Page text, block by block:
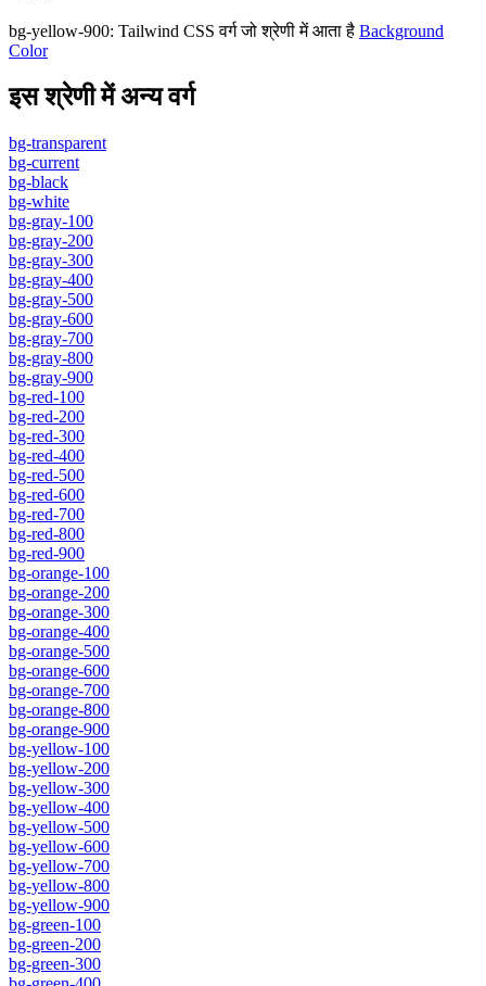
bg-yellow-900: Tailwind CSS वर्ग जो श्रेणी में आता है Background
Color
इस श्रेणी में अन्य वर्ग
bg-transparent
bg-current
bg-black
bg-white
bg-gray-100
bg-gray-200
bg-gray-300
bg-gray-400
bg-gray-500
bg-gray-600
bg-gray-700
bg-gray-800
bg-gray-900
bg-red-100
bg-red-200
bg-red-300
bg-red-400
bg-red-500
bg-red-600
bg-red-700
bg-red-800
bg-red-900
bg-orange-100
bg-orange-200
bg-orange-300
bg-orange-400
bg-orange-500
bg-orange-600
bg-orange-700
bg-orange-800
bg-orange-900
bg-yellow-100
bg-yellow-200
bg-yellow-300
bg-yellow-400
bg-yellow-500
bg-yellow-600
bg-yellow-700
bg-yellow-800
bg-yellow-900
bg-green-100
bg-green-200
bg-green-300